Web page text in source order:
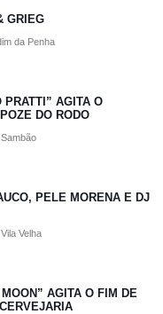
GRIEG
da Penha
PRATTI” AGITA O
DO RODO
PELE MORENA E DJ
Velha
AGITA O FIM DE